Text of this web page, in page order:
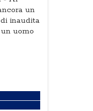
un
inaudita
uomo